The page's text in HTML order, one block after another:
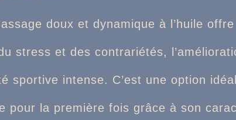
doux et dynamique à l’huile
stress et des contrariétés,
sportive intense. C’est une option
pour la première fois grâce à son